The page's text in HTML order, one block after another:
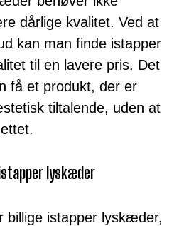
dårlige kvalitet. Ved at
kan man finde istapper
til en lavere pris. Det
få et produkt, der er
tiltalende, uden at
lyskæder
billige istapper lyskæder,